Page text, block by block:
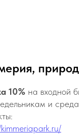
10% на входной
и